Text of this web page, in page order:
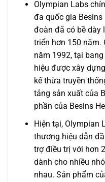
Olympian Labs
đa quốc gia
đoàn đã có bề dày
triển hơn 150 năm.
năm 1992, tại
hiệu được xây
kế thừa truyền
tảng sản xuất của
phần của Besins
Hiện tại, Olympian
thương hiệu dẫn
trợ điều trị với hơn
dành cho nhiều
nhau. Sản phẩm